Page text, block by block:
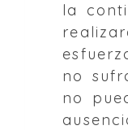
la
no
no